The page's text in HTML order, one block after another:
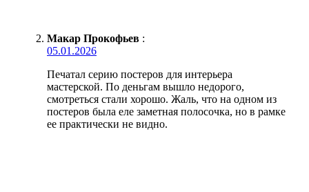
Макар Прокофьев :
05.01.2026
Печатал серию постеров для интерьера
мастерской. По деньгам вышло недорого,
смотреться стали хорошо. Жаль, что на одном из
постеров была еле заметная полосочка, но в рамке
ее практически не видно.